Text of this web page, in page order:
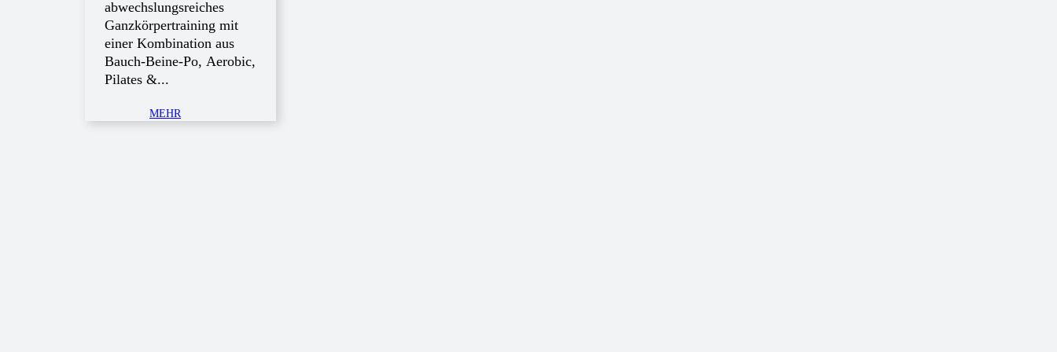
abwechslungsreiches
Ganzkörpertraining mit
einer Kombination aus
Bauch-Beine-Po, Aerobic,
Pilates &...
MEHR